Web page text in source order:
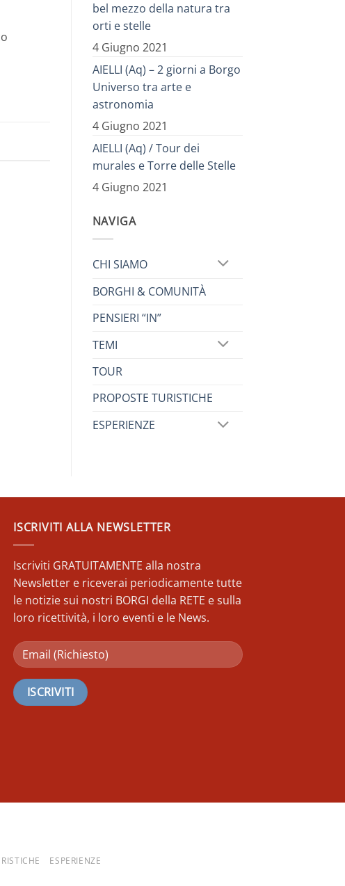
bel mezzo della natura tra
orti e stelle
4 Giugno 2021
AIELLI (Aq) – 2 giorni a Borgo
Universo tra arte e
astronomia
4 Giugno 2021
AIELLI (Aq) / Tour dei
murales e Torre delle Stelle
4 Giugno 2021
NAVIGA
CHI SIAMO
BORGHI & COMUNITÀ
PENSIERI “IN”
TEMI
TOUR
PROPOSTE TURISTICHE
ESPERIENZE
ISCRIVITI ALLA NEWSLETTER
Iscriviti GRATUITAMENTE alla nostra
Newsletter e riceverai periodicamente tutte
le notizie sui nostri BORGI della RETE e sulla
loro ricettività, i loro eventi e le News.
ESPERIENZE